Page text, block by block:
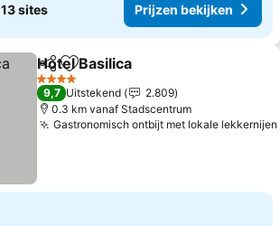
13 sites Prijzen bekijken
DelenToevoegen aan favorieten
Hotel Basilica
4 Sterren
9,7 Uitstekend
2.809
0.3 km vanaf Stadscentrum
Gastronomisch ontbijt met lokale lekkernijen